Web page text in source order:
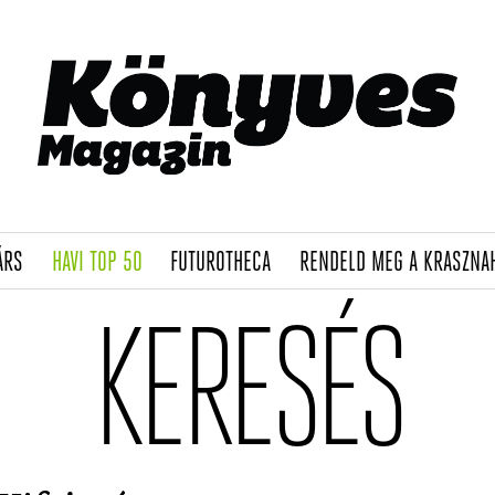
(CURRENT)
HAVI TOP 50(CURRENT)
FUTUROTHECA(CURRENT)
RENDELD MEG A
KERESÉS